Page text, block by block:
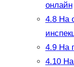
онлайн
4.8На
4.9На
4.10На